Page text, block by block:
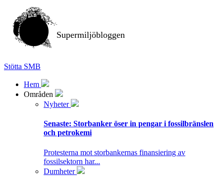
Supermiljöbloggen
Stötta SMB
Hem
Områden
Nyheter
Senaste: Storbanker öser in pengar i fossilbränslen
och petrokemi
Protesterna mot storbankernas finansiering av
fossilsektorn har...
Dumheter